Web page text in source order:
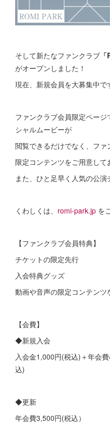
そして新たなファンクラブ
がオープンしました！
現在、新規会員を大募集中で
ファンクラブ会員限定ペー
シャルムービーが
閲覧できるだけでなく、フ
限定コンテンツをご用意して
また、ひと足早く人気の公
くわしくは、 romi-park.jp を
【ファンクラブ会員特典】
チケットの限定先行
入会特典グッズ
動画や音声の限定コンテンツ
【会費】
◆新規入会
入会金1,000円(税込)＋年会
込)
◆更新
年会費3,500円(税込）